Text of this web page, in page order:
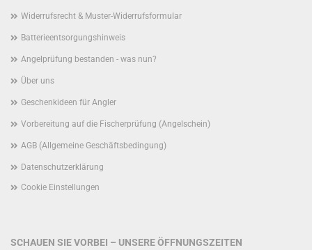
Widerrufsrecht & Muster-Widerrufsformular
Batterieentsorgungshinweis
Angelprüfung bestanden - was nun?
Über uns
Geschenkideen für Angler
Vorbereitung auf die Fischerprüfung (Angelschein)
AGB (Allgemeine Geschäftsbedingung)
Datenschutzerklärung
Cookie Einstellungen
SCHAUEN SIE VORBEI – UNSERE ÖFFNUNGSZEITEN